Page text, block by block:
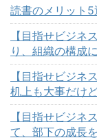
読書のメリット
【目指せビジネ
り、組織の構成
【目指せビジネ
机上も大事だけ
【目指せビジネ
て、部下の成長